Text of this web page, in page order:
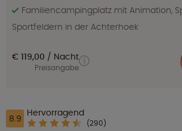
Familiencampingplatz mit Animation,
Sportfeldern in der Achterhoek
€ 119,00 Nacht
Preisangabe
8.9 Hervorragend
(290)